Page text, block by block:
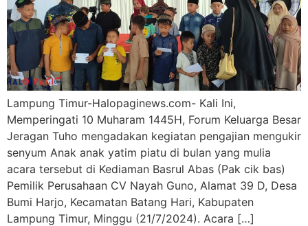
Lampung Timur-Halopaginews.com- Kali Ini,
Memperingati 10 Muharam 1445H, Forum Keluarga Besar
Jeragan Tuho mengadakan kegiatan pengajian mengukir
senyum Anak anak yatim piatu di bulan yang mulia
acara tersebut di Kediaman Basrul Abas (Pak cik bas)
Pemilik Perusahaan CV Nayah Guno, Alamat 39 D, Desa
Bumi Harjo, Kecamatan Batang Hari, Kabupaten
Lampung Timur, Minggu (21/7/2024). Acara […]